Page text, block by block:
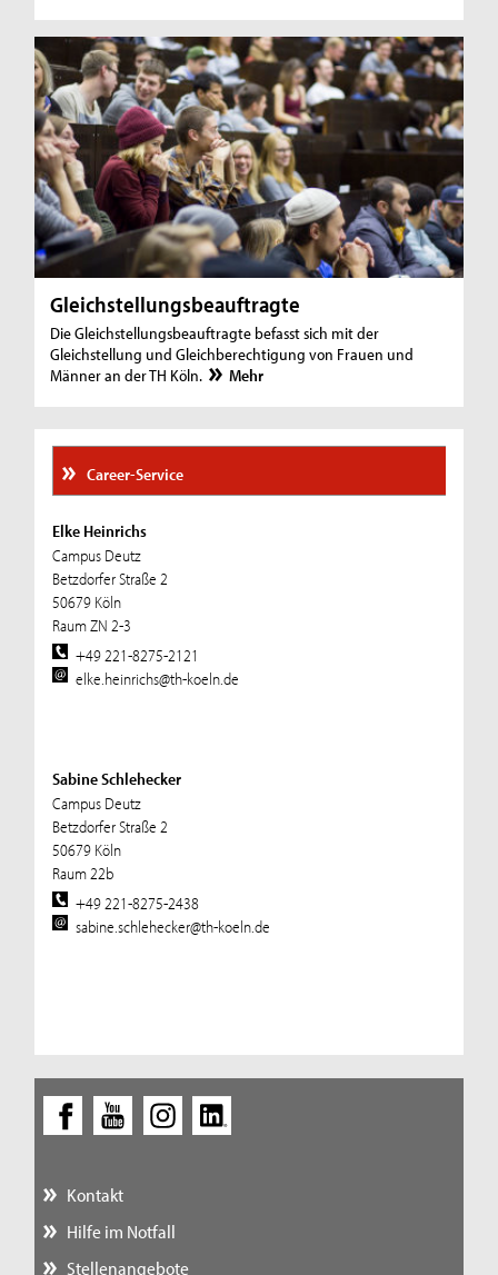
Gleichstellungsbeauftragte
Die Gleichstellungsbeauftragte befasst sich mit der
Gleichstellung und Gleichberechtigung von Frauen und
Männer an der TH Köln.
Mehr
Career-Service
Elke Heinrichs
Campus Deutz
Betzdorfer Straße 2
50679 Köln
Raum ZN 2-3
+49 221-8275-2121
elke.heinrichs@th-koeln.de
Sabine Schlehecker
Campus Deutz
Betzdorfer Straße 2
50679 Köln
Raum 22b
+49 221-8275-2438
sabine.schlehecker@th-koeln.de
Kontakt
Hilfe im Notfall
Stellenangebote